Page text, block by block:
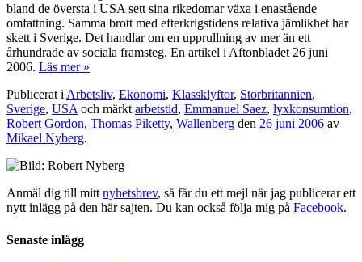
bland de översta i USA sett sina rikedomar växa i enastående
omfattning. Samma brott med efterkrigstidens relativa jämlikhet har
skett i Sverige. Det handlar om en upprullning av mer än ett
århundrade av sociala framsteg. En artikel i Aftonbladet 26 juni
2006. Läs mer »
Publicerat i Arbetsliv, Ekonomi, Klassklyftor, Storbritannien,
Sverige, USA och märkt arbetstid, Emmanuel Saez, lyxkonsumtion,
Robert Gordon, Thomas Piketty, Wallenberg den 26 juni 2006 av
Mikael Nyberg.
Anmäl dig till mitt nyhetsbrev, så får du ett mejl när jag publicerar ett
nytt inlägg på den här sajten. Du kan också följa mig på Facebook.
Senaste inlägg